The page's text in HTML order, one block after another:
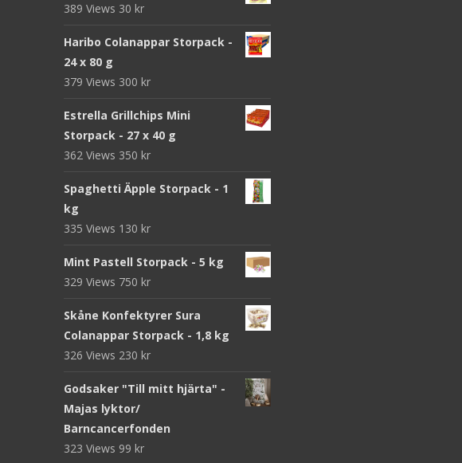
389 Views 30 kr
Haribo Colanappar Storpack -
24 x 80 g
379 Views 300 kr
Estrella Grillchips Mini
Storpack - 27 x 40 g
362 Views 350 kr
Spaghetti Äpple Storpack - 1
kg
335 Views 130 kr
Mint Pastell Storpack - 5 kg
329 Views 750 kr
Skåne Konfektyrer Sura
Colanappar Storpack - 1,8 kg
326 Views 230 kr
Godsaker "Till mitt hjärta" -
Majas lyktor/
Barncancerfonden
323 Views 99 kr